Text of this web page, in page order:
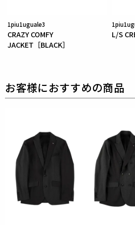
1piu1uguale3
CRAZY COMFY
JACKET［BLACK］
L/S